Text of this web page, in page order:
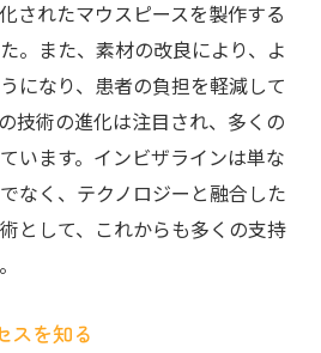
されたマウスピースを製作する
。また、素材の改良により、よ
になり、患者の負担を軽減して
技術の進化は注目され、多くの
います。インビザラインは単な
なく、テクノロジーと融合した
として、これからも多くの支持
スを知る